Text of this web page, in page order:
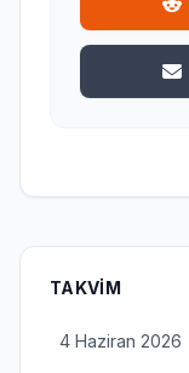
TAKVIM
4 Haziran 2026